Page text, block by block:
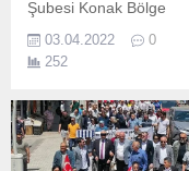
Şubesi Konak Bölge
Saygılı üyelerle bir araya
gelerek yaptıkları
03.04.2022
0
252